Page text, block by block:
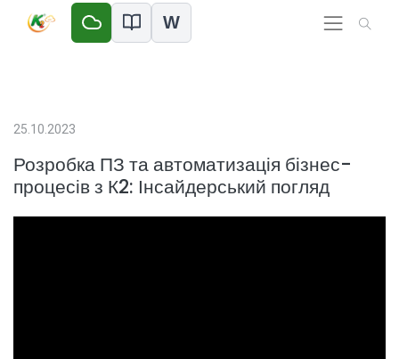
W
25.10.2023
Розробка ПЗ та автоматизація бізнес-
процесів з К2: Інсайдерський погляд